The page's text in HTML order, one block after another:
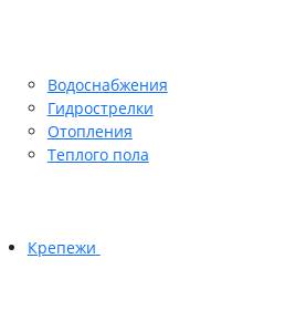
Водоснабжения
Гидрострелки
Отопления
Теплого пола
Крепежи